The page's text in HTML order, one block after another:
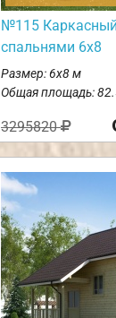
№115
спальнями 6х8
Размер: 6х8 м
Общая площадь:
3295820